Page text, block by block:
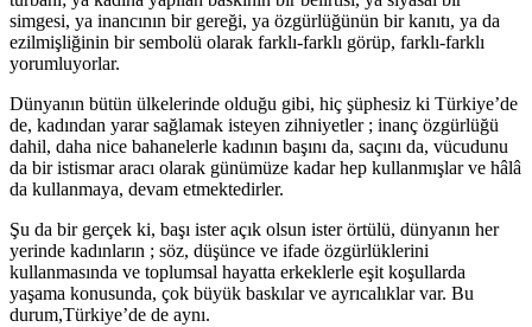
simgesi, ya inancının bir gereği, ya özgürlüğünün bir kanıtı, ya da
ezilmişliğinin bir sembolü olarak farklı-farklı görüp, farklı-farklı
yorumluyorlar.
Dünyanın bütün ülkelerinde olduğu gibi, hiç şüphesiz ki Türkiye’de
de, kadından yarar sağlamak isteyen zihniyetler ; inanç özgürlüğü
dahil, daha nice bahanelerle kadının başını da, saçını da, vücudunu
da bir istismar aracı olarak günümüze kadar hep kullanmışlar ve hâlâ
da kullanmaya, devam etmektedirler.
Şu da bir gerçek ki, başı ister açık olsun ister örtülü, dünyanın her
yerinde kadınların ; söz, düşünce ve ifade özgürlüklerini
kullanmasında ve toplumsal hayatta erkeklerle eşit koşullarda
yaşama konusunda, çok büyük baskılar ve ayrıcalıklar var. Bu
durum,Türkiye’de de aynı.